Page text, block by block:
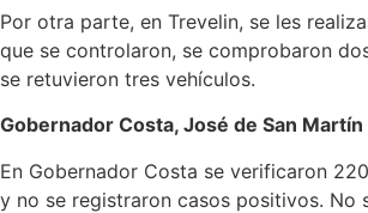
Por otra parte, en Trevelin, se les
que se controlaron, se comprobaron
se retuvieron tres vehículos.
Gobernador Costa, José de San Martín
En Gobernador Costa se verificaron
y no se registraron casos positivos.